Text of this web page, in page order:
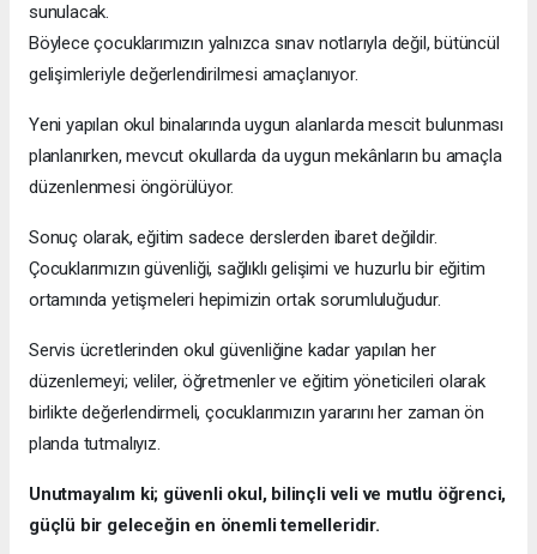
sunulacak.
Böylece çocuklarımızın yalnızca sınav notlarıyla değil, bütüncül
gelişimleriyle değerlendirilmesi amaçlanıyor.
Yeni yapılan okul binalarında uygun alanlarda mescit bulunması
planlanırken, mevcut okullarda da uygun mekânların bu amaçla
düzenlenmesi öngörülüyor.
Sonuç olarak, eğitim sadece derslerden ibaret değildir.
Çocuklarımızın güvenliği, sağlıklı gelişimi ve huzurlu bir eğitim
ortamında yetişmeleri hepimizin ortak sorumluluğudur.
Servis ücretlerinden okul güvenliğine kadar yapılan her
düzenlemeyi; veliler, öğretmenler ve eğitim yöneticileri olarak
birlikte değerlendirmeli, çocuklarımızın yararını her zaman ön
planda tutmalıyız.
Unutmayalım ki; güvenli okul, bilinçli veli ve mutlu öğrenci,
güçlü bir geleceğin en önemli temelleridir.